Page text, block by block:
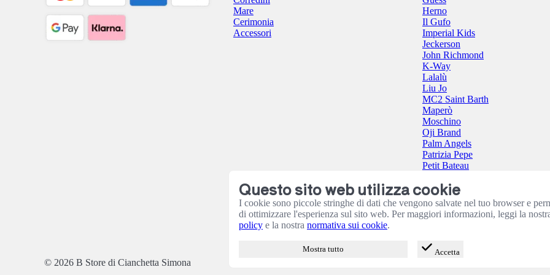
Mare
Cerimonia
Accessori
Herno
Il Gufo
Imperial Kids
Jeckerson
John Richmond
K-Way
Lalalù
Liu Jo
MC2 Saint Barth
Maperò
Moschino
Oji Brand
Palm Angels
Patrizia Pepe
Petit Bateau
Pure Firenze
Save The Duck
The North Face
Tommy Hilfiger
© 2026 B Store di Cianchetta Simona
Questo sito web utilizza cookie
I cookie sono piccole stringhe di dati che vengono salvate nel tuo browser e
di ottimizzare l'esperienza sul sito web. Per maggiori informazioni, leggi la
policy e la nostra normativa sui cookie.
Mostra tutto Accetta